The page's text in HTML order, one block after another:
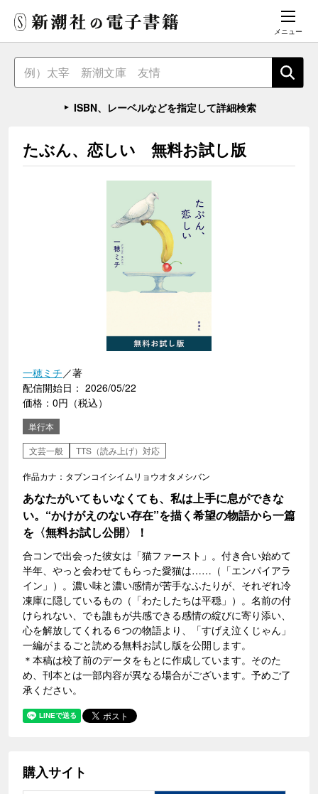
メニュー
ISBN、レーベルなどを指定して詳細検索
たぶん、恋しい 無料お試し版
一穂ミチ／著
配信開始日： 2026/05/22
価格：0円（税込）
単行本
文芸一般
TTS（読み上げ）対応
作品カナ：タブンコイシイムリョウオタメシバン
あなたがいてもいなくても、私は上手に息ができな
い。“かけがえのない存在”を描く希望の物語から一篇
を〈無料お試し公開〉！
合コンで出会った彼女は「猫ファースト」。付き合い始めて
半年、やっと会わせてもらった愛猫は……（「エンパイアラ
イン」）。濃い味と濃い感情が苦手なふたりが、それぞれ冷
凍庫に隠しているもの（「わたしたちは平穏」）。名前の付
けられない、でも誰もが共感できる感情の綻びに寄り添い、
心を解放してくれる６つの物語より、「すげえ泣くじゃん」
一編がまるごと読める無料お試し版を公開します。
＊本稿は校了前のデータをもとに作成しています。そのた
め、刊本とは一部内容が異なる場合がございます。予めご了
承ください。
購入サイト